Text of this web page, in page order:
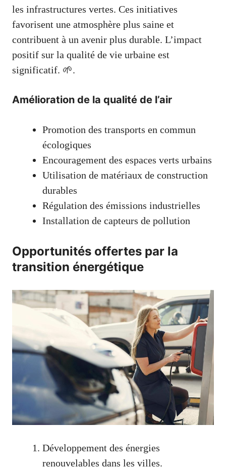
les infrastructures vertes. Ces initiatives
favorisent une atmosphère plus saine et
contribuent à un avenir plus durable. L’impact
positif sur la qualité de vie urbaine est
significatif. 🌱.
Amélioration de la qualité de l’air
Promotion des transports en commun
écologiques
Encouragement des espaces verts urbains
Utilisation de matériaux de construction
durables
Régulation des émissions industrielles
Installation de capteurs de pollution
Opportunités offertes par la
transition énergétique
Développement des énergies
renouvelables dans les villes.